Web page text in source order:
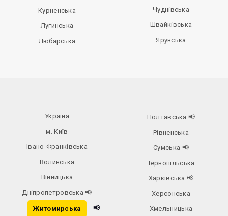
Курненська
Лугинська
Любарська
Чуднівська
Швайківська
Ярунська
Україна
м. Київ
Івано-Франківська
Волинська
Вінницька
Дніпропетровська📢
Житомирська 📢
Полтавська 📢
Рівненська
Сумська 📢
Тернопільська
Харківська 📢
Херсонська
Хмельницька